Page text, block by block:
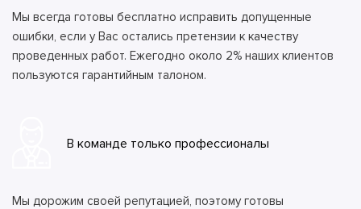
Мы всегда готовы бесплатно исправить допущенные
ошибки, если у Вас остались претензии к качеству
проведенных работ. Ежегодно около 2% наших клиентов
пользуются гарантийным талоном.
В команде только профессионалы
Мы дорожим своей репутацией, поэтому готовы